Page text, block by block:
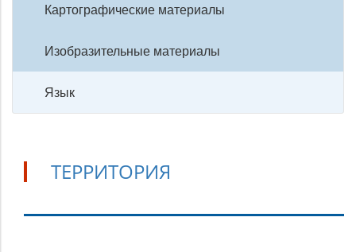
Картографические материалы
Изобразительные материалы
Язык
ТЕРРИТОРИЯ